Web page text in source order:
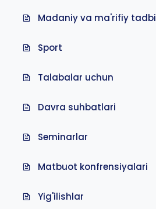
Madaniy va ma'rifiy
Sport
Talabalar uchun
Davra suhbatlari
Seminarlar
Matbuot konfrensiyalari
Yig'ilishlar